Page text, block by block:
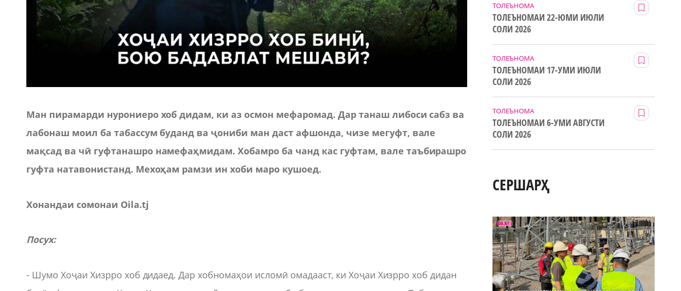
Ман пирамарди нурониеро хоб дидам, ки аз осмон мефаромад. Дар танаш либоси сабз ва
лабонаш моил ба табассум буданд ва ҷониби ман даст афшонда, чизе мегуфт, вале
мақсад ва чӣ гуфтанашро намефаҳмидам. Хобамро ба чанд кас гуфтам, вале таъбирашро
гуфта натавонистанд. Мехоҳам рамзи ин хоби маро кушоед.
Хонандаи сомонаи Oila.tj
Посух:
- Шумо Хоҷаи Хизрро хоб дидаед. Дар хобномаҳои исломӣ омадааст, ки Хоҷаи Хизрро хоб дидан
ТОЛЕЪНОМА
ТОЛЕЪНОМАИ 22-ЮМИ ИЮЛИ
СОЛИ 2026
ТОЛЕЪНОМА
ТОЛЕЪНОМАИ 17-УМИ ИЮЛИ
СОЛИ 2026
ТОЛЕЪНОМА
ТОЛЕЪНОМАИ 6-УМИ АВГУСТИ
СОЛИ 2026
СЕРШАРҲ